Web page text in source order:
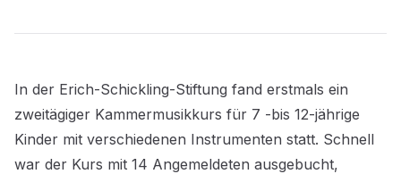
In der Erich-Schickling-Stiftung fand erstmals ein
zweitägiger Kammermusikkurs für 7 -bis 12-jährige
Kinder mit verschiedenen Instrumenten statt. Schnell
war der Kurs mit 14 Angemeldeten ausgebucht,